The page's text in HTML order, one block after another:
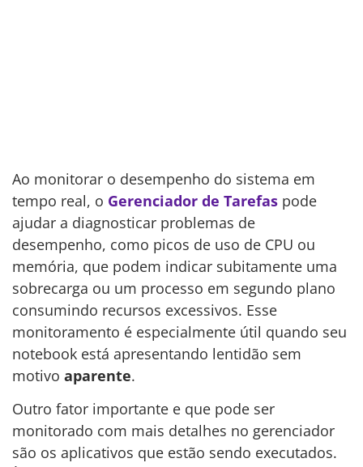
Ao monitorar o desempenho do sistema em
tempo real, o Gerenciador de Tarefas pode
ajudar a diagnosticar problemas de
desempenho, como picos de uso de CPU ou
memória, que podem indicar subitamente uma
sobrecarga ou um processo em segundo plano
consumindo recursos excessivos. Esse
monitoramento é especialmente útil quando seu
notebook está apresentando lentidão sem
motivo aparente.
Outro fator importante e que pode ser
monitorado com mais detalhes no gerenciador
são os aplicativos que estão sendo executados.